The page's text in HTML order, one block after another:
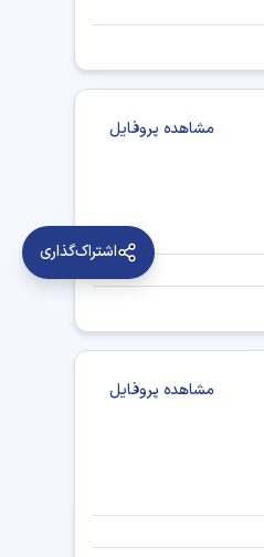
شیراز
اراک
سمنان
مشاهده پروفایل
مشاهده پروفایل
اشتراک‌گذاری